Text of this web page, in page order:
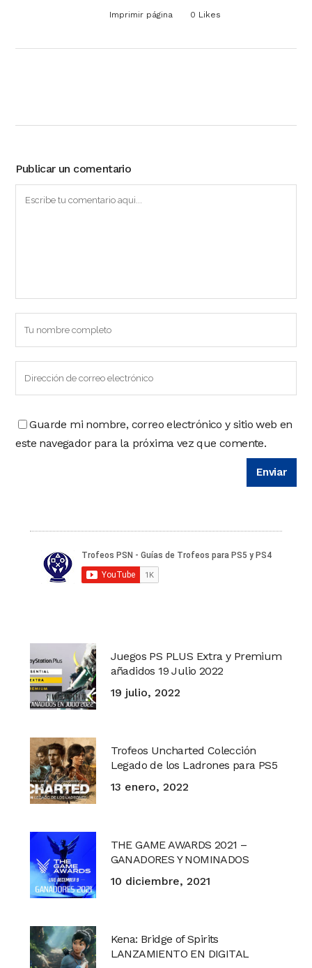
Imprimir página 0 Likes
Publicar un comentario
Guarde mi nombre, correo electrónico y sitio web en
este navegador para la próxima vez que comente.
Juegos PS PLUS Extra y Premium
añadidos 19 Julio 2022
19 julio, 2022
Trofeos Uncharted Colección
Legado de los Ladrones para PS5
13 enero, 2022
THE GAME AWARDS 2021 –
GANADORES Y NOMINADOS
10 diciembre, 2021
Kena: Bridge of Spirits
LANZAMIENTO EN DIGITAL